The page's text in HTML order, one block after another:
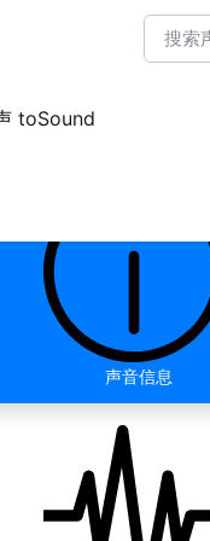
toSound
声音信息